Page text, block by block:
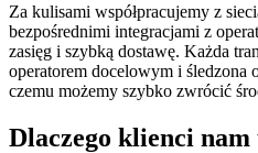
Za kulisami współpracujemy z
bezpośrednimi integracjami z
zasięg i szybką dostawę. Każda
operatorem docelowym i śledzona
czemu możemy szybko zwrócić
Dlaczego klienci nam